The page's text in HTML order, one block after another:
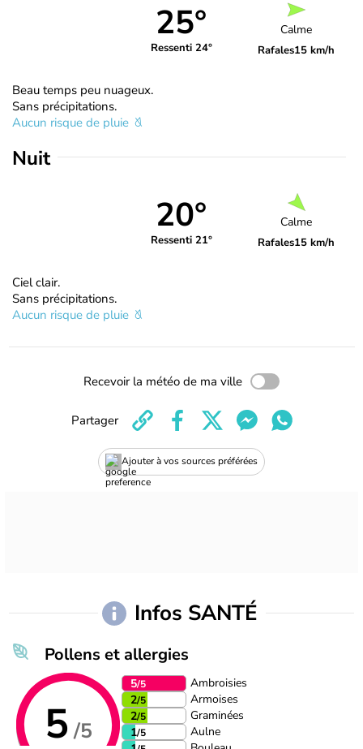
25°
Ressenti 24°
Calme
Rafales15 km/h
Beau temps peu nuageux.
Sans précipitations.
Aucun risque de pluie
Nuit
20°
Ressenti 21°
Calme
Rafales15 km/h
Ciel clair.
Sans précipitations.
Aucun risque de pluie
Recevoir la météo de ma ville
Ajouter à vos sources préférées
Partager
Infos SANTÉ
Pollens et allergies
5 /5
5/5
Ambroisies
2/5
Armoises
2/5
Graminées
1/5
Aulne